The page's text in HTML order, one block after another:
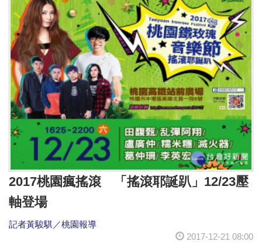
2017桃園瘋搖滾 「搖滾耶誕趴」12/23壓
軸登場
記者黃駿騏／桃園報導
2017-12-21 08:00